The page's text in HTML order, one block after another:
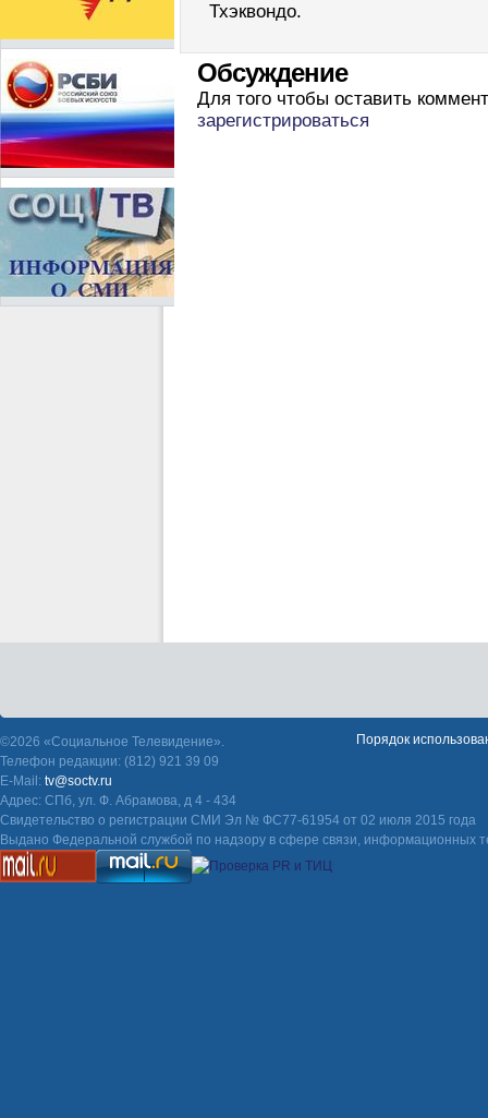
Тхэквондо.
Обсуждение
Для того чтобы оставить
зарегистрироваться
©2026 «Социальное Телевидение».
Телефон редакции: (812) 921 39 09
E-Mail: tv@soctv.ru
Адрес: СПб, ул. Ф. Абрамова, д 4 - 434
Свидетельство о регистрации СМИ Эл № ФС77-61954 от 02 июля 2015 года
Выдано Федеральной службой по надзору в сфере связи, информационных
Порядок